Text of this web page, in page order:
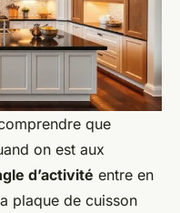
que
on est aux
d’activité entre en
plaque de cuisson